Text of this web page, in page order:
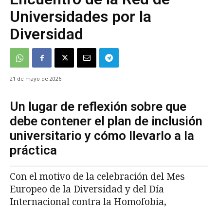
Universidades por la
Diversidad
21 de mayo de 2026
Un lugar de reflexión sobre que
debe contener el plan de inclusión
universitario y cómo llevarlo a la
práctica
Con el motivo de la celebración del Mes
Europeo de la Diversidad y del Día
Internacional contra la Homofobia,